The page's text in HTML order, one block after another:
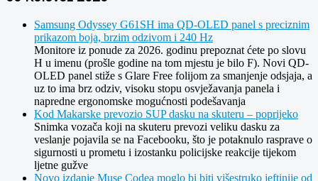
Samsung Odyssey G61SH ima QD-OLED panel s preciznim
prikazom boja, brzim odzivom i 240 Hz
Monitore iz ponude za 2026. godinu prepoznat ćete po slovu
H u imenu (prošle godine na tom mjestu je bilo F). Novi QD-
OLED panel stiže s Glare Free folijom za smanjenje odsjaja, a
uz to ima brz odziv, visoku stopu osvježavanja panela i
napredne ergonomske mogućnosti podešavanja
Kod Makarske prevozio SUP dasku na skuteru – poprijeko
Snimka vozača koji na skuteru prevozi veliku dasku za
veslanje pojavila se na Facebooku, što je potaknulo rasprave o
sigurnosti u prometu i izostanku policijske reakcije tijekom
ljetne gužve
Novo izdanje Muse Codea moglo bi biti višestruko jeftinije od